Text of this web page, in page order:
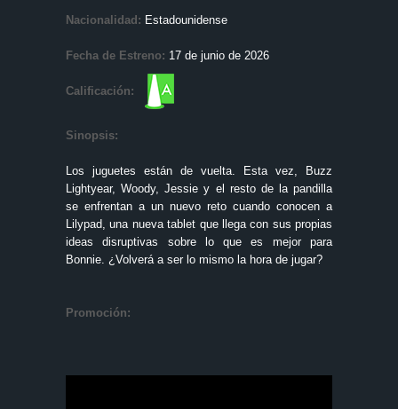
Nacionalidad: Estadounidense
Fecha de Estreno: 17 de junio de 2026
Calificación:
Sinopsis:
Los juguetes están de vuelta. Esta vez, Buzz
Lightyear, Woody, Jessie y el resto de la pandilla
se enfrentan a un nuevo reto cuando conocen a
Lilypad, una nueva tablet que llega con sus propias
ideas disruptivas sobre lo que es mejor para
Bonnie. ¿Volverá a ser lo mismo la hora de jugar?
Promoción: